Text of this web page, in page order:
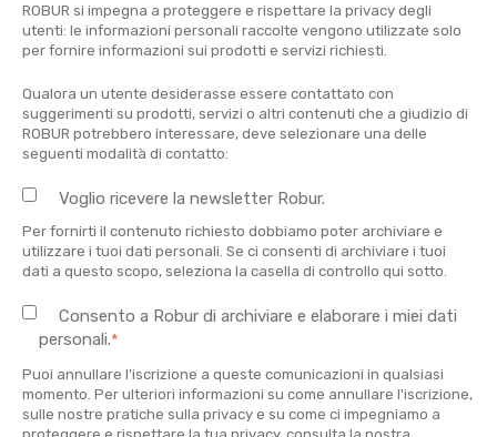
ROBUR si impegna a proteggere e rispettare la privacy degli
utenti: le informazioni personali raccolte vengono utilizzate solo
per fornire informazioni sui prodotti e servizi richiesti.
Qualora un utente desiderasse essere contattato con
suggerimenti su prodotti, servizi o altri contenuti che a giudizio di
ROBUR potrebbero interessare, deve selezionare una delle
seguenti modalità di contatto:
Voglio ricevere la newsletter Robur.
Per fornirti il contenuto richiesto dobbiamo poter archiviare e
utilizzare i tuoi dati personali. Se ci consenti di archiviare i tuoi
dati a questo scopo, seleziona la casella di controllo qui sotto.
Consento a Robur di archiviare e elaborare i miei dati
personali.*
Puoi annullare l'iscrizione a queste comunicazioni in qualsiasi
momento. Per ulteriori informazioni su come annullare l'iscrizione,
sulle nostre pratiche sulla privacy e su come ci impegniamo a
proteggere e rispettare la tua privacy, consulta la nostra